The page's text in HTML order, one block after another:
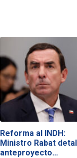
Reforma al INDH:
Ministro Rabat
anteproyecto…